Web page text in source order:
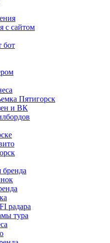
с сайтом
бот
Пятигорск
и ВК
бренда
радара
тура